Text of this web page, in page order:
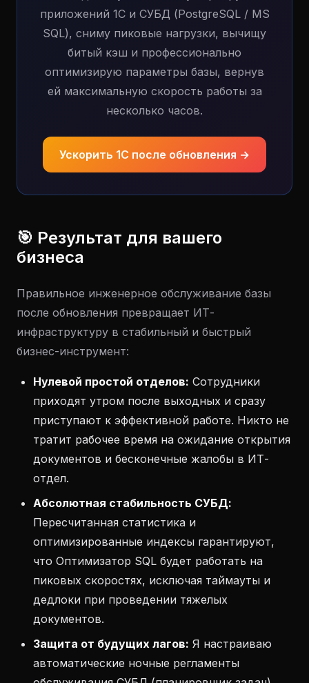
приложений 1С и СУБД (PostgreSQL / MS
SQL), сниму пиковые нагрузки, вычищу
битый кэш и профессионально
оптимизирую параметры базы, вернув
ей максимальную скорость работы за
несколько часов.
Ускорить 1С после обновления →
🎯 Результат для вашего
бизнеса
Правильное инженерное обслуживание базы
после обновления превращает ИТ-
инфраструктуру в стабильный и быстрый
бизнес-инструмент:
Нулевой простой отделов: Сотрудники
приходят утром после выходных и сразу
приступают к эффективной работе. Никто не
тратит рабочее время на ожидание открытия
документов и бесконечные жалобы в ИТ-
отдел.
Абсолютная стабильность СУБД:
Пересчитанная статистика и
оптимизированные индексы гарантируют,
что Оптимизатор SQL будет работать на
пиковых скоростях, исключая таймауты и
дедлоки при проведении тяжелых
документов.
Защита от будущих лагов: Я настраиваю
автоматические ночные регламенты